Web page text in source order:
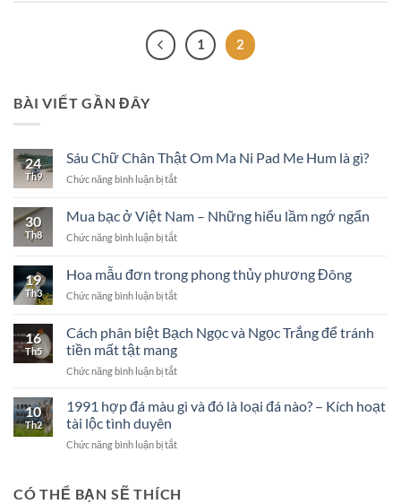
1 2
BÀI VIẾT GẦN ĐÂY
24
Th9
Sáu Chữ Chân Thật Om Ma Ni Pad Me Hum là gì?
Chức năng bình luận bị tắtở
Chân
Thật
Ni
Pad
Hum
là
30
Th8
Mua bạc ở Việt Nam – Những hiểu lầm ngớ ngẩn
Chức năng bình luận bị tắtở
ở
Việt
–
hiểu
lầm
ngẩn
19
Th3
Hoa mẫu đơn trong phong thủy phương Đông
Chức năng bình luận bị tắtở
đơn
trong
phong
phương
Đông
16
Th5
Cách phân biệt Bạch Ngọc và Ngọc Trắng để tránh
tiền mất tật mang
Chức năng bình luận bị tắtở
phân
biệt
Ngọc
Trắng
10
Th2
1991 hợp đá màu gì và đó là loại đá nào? – Kích hoạt
tài lộc tình duyên
Chức năng bình luận bị tắtở
đá
CÓ THỂ BẠN SẼ THÍCH